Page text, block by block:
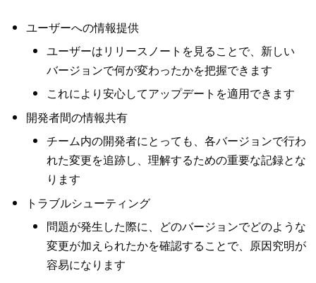
ユーザーへの情報提供
ユーザーはリリースノートを見ることで、新しい
バージョンで何が変わったかを把握できます
これにより安心してアップデートを適用できます
開発者間の情報共有
チーム内の開発者にとっても、各バージョンで行わ
れた変更を追跡し、理解するための重要な記録とな
ります
トラブルシューティング
問題が発生した際に、どのバージョンでどのような
変更が加えられたかを確認することで、原因究明が
容易になります